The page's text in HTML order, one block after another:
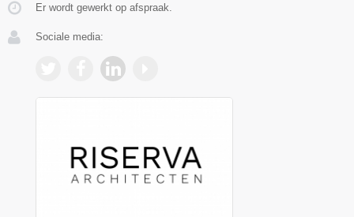
Er wordt gewerkt op afspraak.
Sociale media: